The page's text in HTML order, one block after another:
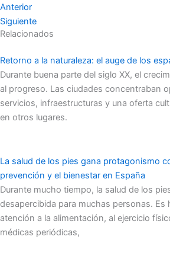
Anterior
Siguiente
Relacionados
Retorno a la naturaleza: el auge de los
Durante buena parte del siglo XX, el
al progreso. Las ciudades concentraban
servicios, infraestructuras y una oferta
en otros lugares.
La salud de los pies gana protagonismo
prevención y el bienestar en España
Durante mucho tiempo, la salud de los
desapercibida para muchas personas. Es
atención a la alimentación, al ejercicio
médicas periódicas,